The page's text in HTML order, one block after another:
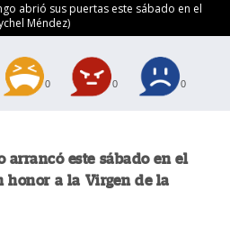
abrió sus puertas este sábado en el
Méndez)
0 0 0
arrancó este sábado en el
honor a la Virgen de la